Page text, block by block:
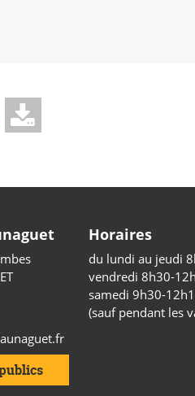
Horaires
du lundi au jeudi
vendredi 8h30-
samedi 9h30-
(sauf pendant les